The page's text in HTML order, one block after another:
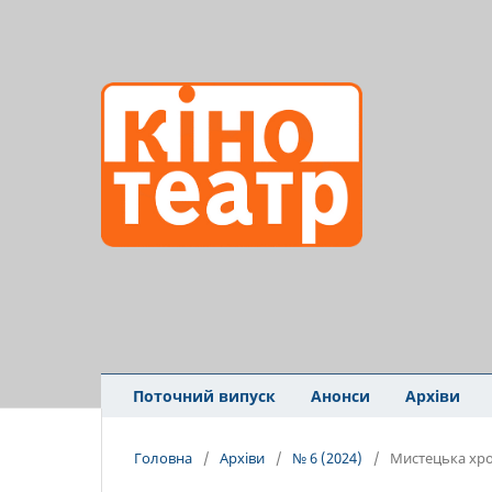
Поточний випуск Анонси Архіви
Головна / Архіви / № 6 (2024) / Мистецька